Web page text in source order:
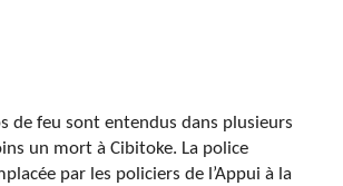
de feu sont entendus dans plusieurs
un mort à Cibitoke. La police
par les policiers de l’Appui à la